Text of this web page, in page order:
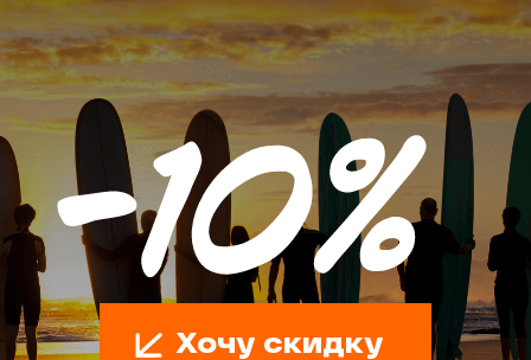
Хочу скидку